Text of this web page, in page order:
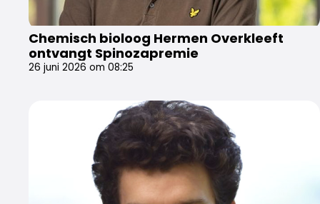
Chemisch bioloog Hermen Overkleeft
ontvangt Spinozapremie
26 juni 2026 om 08:25